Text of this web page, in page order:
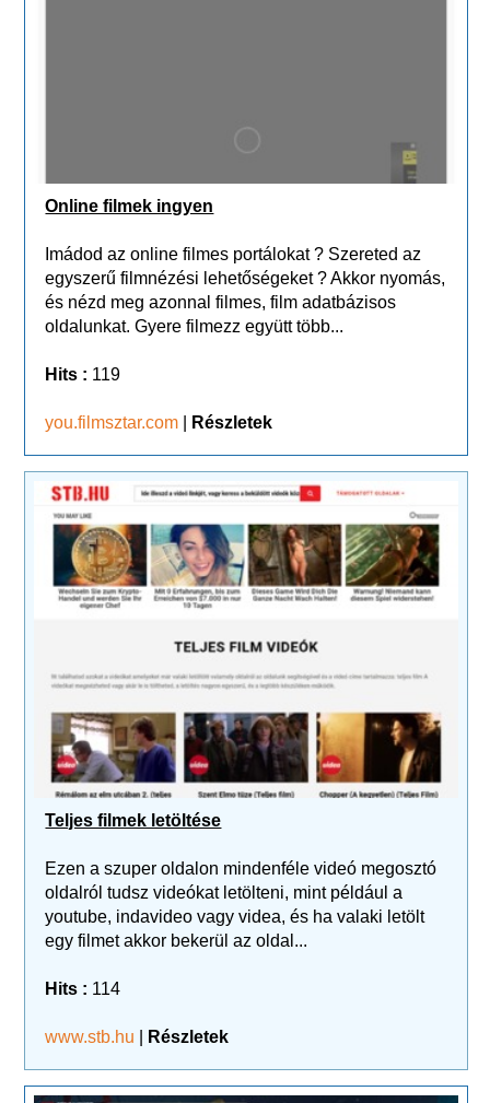
Online filmek ingyen
Imádod az online filmes portálokat ? Szereted az
egyszerű filmnézési lehetőségeket ? Akkor nyomás,
és nézd meg azonnal filmes, film adatbázisos
oldalunkat. Gyere filmezz együtt több...
Hits : 119
you.filmsztar.com Részletek
Teljes filmek letöltése
Ezen a szuper oldalon mindenféle videó megosztó
oldalról tudsz videókat letölteni, mint például a
youtube, indavideo vagy videa, és ha valaki letölt
egy filmet akkor bekerül az oldal...
Hits : 114
www.stb.hu Részletek